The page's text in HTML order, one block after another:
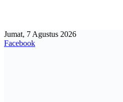
Jumat, 7 Agustus 2026
Facebook